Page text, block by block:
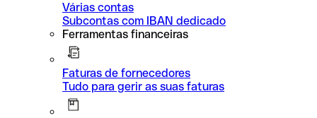
Várias contas
Subcontas com IBAN dedicado
Ferramentas financeiras
Faturas de fornecedores
Tudo para gerir as suas faturas